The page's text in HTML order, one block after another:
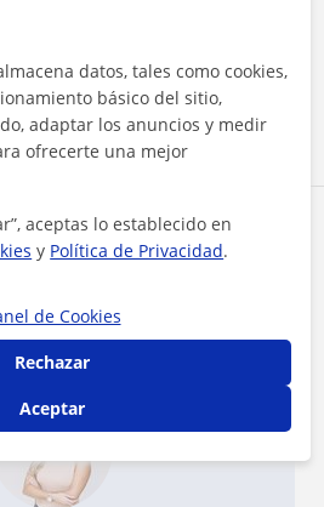
ahora y quiere sacarse el b2
Fue empezar con Alice y empezar
se presentará al b2 tambien, y
que está avanzando no tengo
Alice se lo va a sacar. Me dice
con las explicaciones y con
lo entiende de verdad
Verificado
datos, tales como cookies,
básico del sitio,
adaptar los anuncios y medir
ofrecerte una mejor
aceptas lo establecido en
y Política de Privacidad.
de Cookies
Rechazar
Aceptar